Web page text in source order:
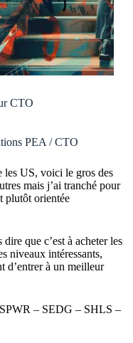
CTO
PEA / CTO
les US, voici le gros des
mais j’ai tranché pour
plutôt orientée
que c’est à acheter les
niveaux intéressants,
d’entrer à un meilleur
– SEDG – SHLS –